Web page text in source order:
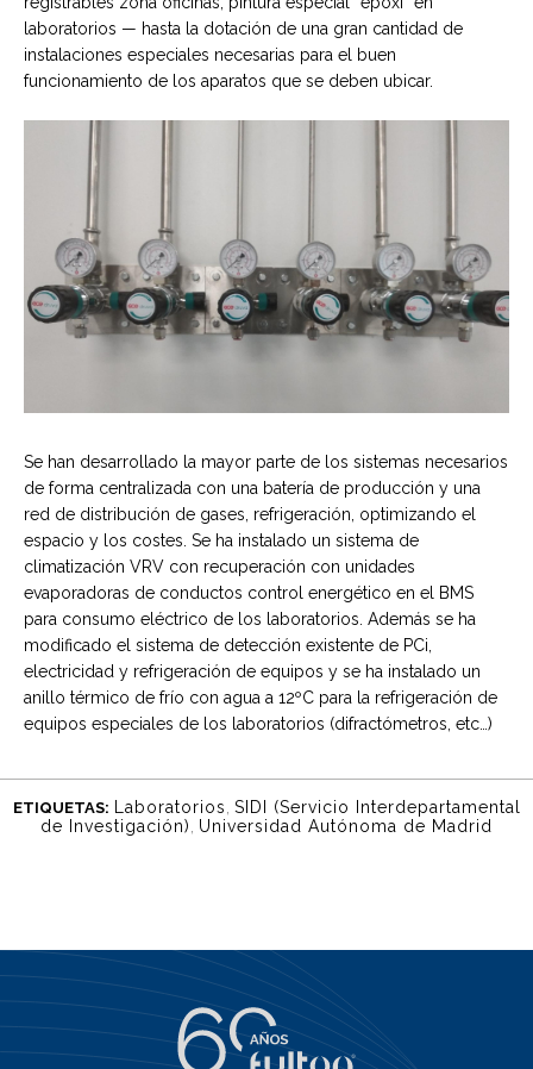
laboratorios — hasta la dotación de una gran cantidad de
instalaciones especiales necesarias para el buen
funcionamiento de los aparatos que se deben ubicar.
Se han desarrollado la mayor parte de los sistemas necesarios
de forma centralizada con una batería de producción y una
red de distribución de gases, refrigeración, optimizando el
espacio y los costes. Se ha instalado un sistema de
climatización VRV con recuperación con unidades
evaporadoras de conductos control energético en el BMS
para consumo eléctrico de los laboratorios. Además se ha
modificado el sistema de detección existente de PCi,
electricidad y refrigeración de equipos y se ha instalado un
anillo térmico de frío con agua a 12ºC para la refrigeración de
equipos especiales de los laboratorios (difractómetros, etc…)
ETIQUETAS: Laboratorios SIDI (Servicio Interdepartamental
de Investigación)
Universidad Autónoma de Madrid